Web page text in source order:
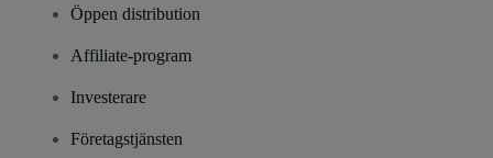
Öppen distribution
Affiliate-program
Investerare
Företagstjänsten